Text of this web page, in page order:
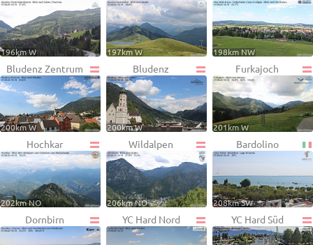
196km W 197km W 198km NW
Bludenz Zentrum
200km W
Bludenz
200km W
Furkajoch
201km W
Hochkar
202km NO
Wildalpen
206km NO
Bardolino
208km SW
Dornbirn YC Hard Nord YC Hard Süd